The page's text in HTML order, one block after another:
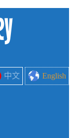
中文 English